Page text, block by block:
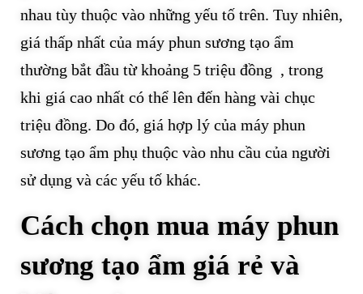
nhau tùy thuộc vào những yếu tố trên. Tuy nhiên,
giá thấp nhất của máy phun sương tạo ẩm
thường bắt đầu từ khoảng 5 triệu đồng , trong
khi giá cao nhất có thể lên đến hàng vài chục
triệu đồng. Do đó, giá hợp lý của máy phun
sương tạo ẩm phụ thuộc vào nhu cầu của người
sử dụng và các yếu tố khác.
Cách chọn mua máy phun
sương tạo ẩm giá rẻ và